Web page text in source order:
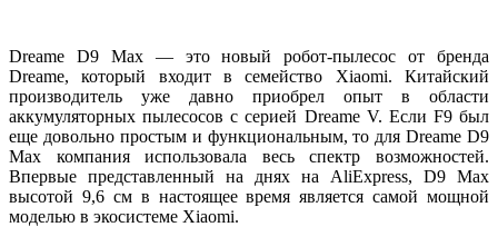
Dreame D9 Max — это новый робот-пылесос от бренда
Dreame, который входит в семейство Xiaomi. Китайский
производитель уже давно приобрел опыт в области
аккумуляторных пылесосов с серией Dreame V. Если F9 был
еще довольно простым и функциональным, то для Dreame D9
Max компания использовала весь спектр возможностей.
Впервые представленный на днях на AliExpress, D9 Max
высотой 9,6 см в настоящее время является самой мощной
моделью в экосистеме Xiaomi.